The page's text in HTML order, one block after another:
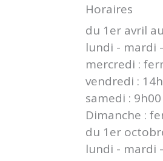
Horaires
du 1er avril
lundi - mardi
mercredi :
vendredi :
samedi :
Dimanche :
du 1er
lundi - mardi